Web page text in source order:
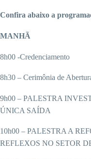
Confira abaixo a
MANHÃ
8h00 -Credenciamento
8h30 – Cerimônia de
9h00 – PALESTRA
ÚNICA SAÍDA
10h00 – PALESTRA A
REFLEXOS NO SETOR